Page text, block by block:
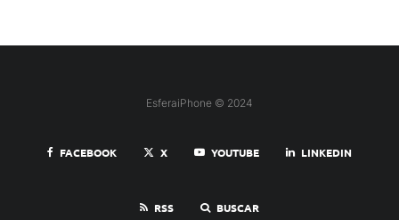
EsferaiPhone © 2024
FACEBOOK X YOUTUBE LINKEDIN
RSS BUSCAR